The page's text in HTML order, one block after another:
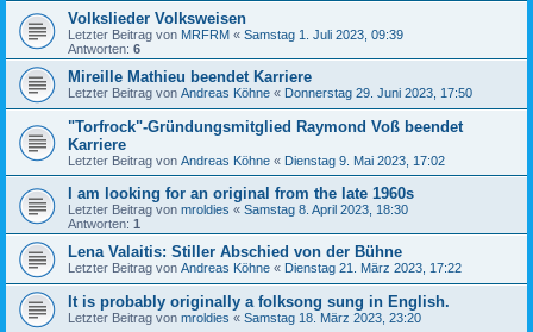
Volkslieder Volksweisen
Letzter Beitrag von MRFRM « Samstag 1. Juli 2023, 09:39
Antworten: 6
Mireille Mathieu beendet Karriere
Letzter Beitrag von Andreas Köhne « Donnerstag 29. Juni 2023, 17:50
"Torfrock"-Gründungsmitglied Raymond Voß beendet
Karriere
Letzter Beitrag von Andreas Köhne « Dienstag 9. Mai 2023, 17:02
I am looking for an original from the late 1960s
Letzter Beitrag von mroldies « Samstag 8. April 2023, 18:30
Antworten: 1
Lena Valaitis: Stiller Abschied von der Bühne
Letzter Beitrag von Andreas Köhne « Dienstag 21. März 2023, 17:22
It is probably originally a folksong sung in English.
Letzter Beitrag von mroldies « Samstag 18. März 2023, 23:20